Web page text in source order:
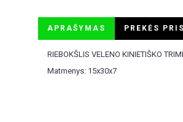
APRAŠYMAS PREKĖS
RIEBOKŠLIS VELENO KINIETIŠKO
Matmenys: 15x30x7